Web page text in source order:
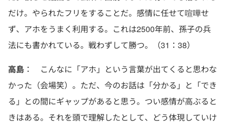
だけ。やられたフリをすることだ。感情に任せて喧嘩せ
ず、アホをうまく利用する。これは2500年前、孫子の兵
法にも書かれている。戦わずして勝つ。（31：38）
高島 ： こんなに「アホ」という言葉が出てくると思わな
かった（会場笑）。ただ、今のお話は「分かる」と「でき
る」との間にギャップがあると思う。つい感情が高ぶると
きはある。それを頭で理解したとして、どう体現していけ